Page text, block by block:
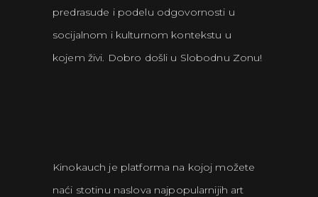
predrasude i podelu odgovornosti u
socijalnom i kulturnom kontekstu u
kojem živi. Dobro došli u Slobodnu Zonu!
Kinokauch je platforma na kojoj možete
naći stotinu naslova najpopularnijih art